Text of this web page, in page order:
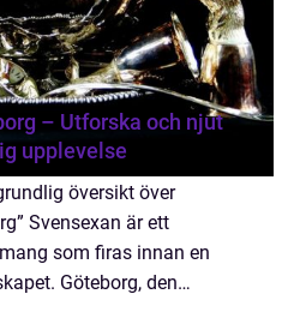
– Utforska och njut
upplevelse
översikt över
Svensexan är ett
som firas innan en
Göteborg, den